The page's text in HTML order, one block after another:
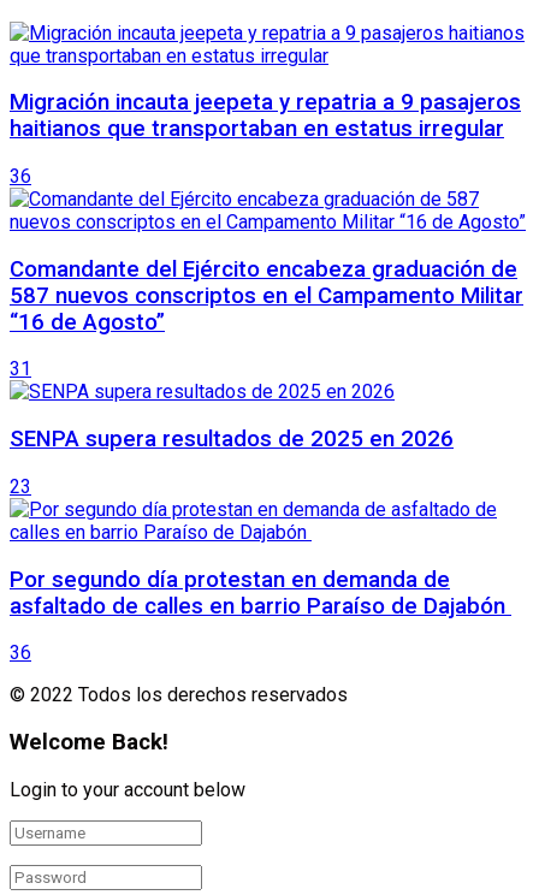
Migración incauta jeepeta y repatria a 9 pasajeros
haitianos que transportaban en estatus irregular
36
Comandante del Ejército encabeza graduación de
587 nuevos conscriptos en el Campamento Militar
“16 de Agosto”
31
SENPA supera resultados de 2025 en 2026
23
Por segundo día protestan en demanda de
asfaltado de calles en barrio Paraíso de Dajabón
36
© 2022 Todos los derechos reservados
Welcome Back!
Login to your account below